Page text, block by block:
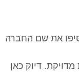
את שם החברה
דיוק כאן